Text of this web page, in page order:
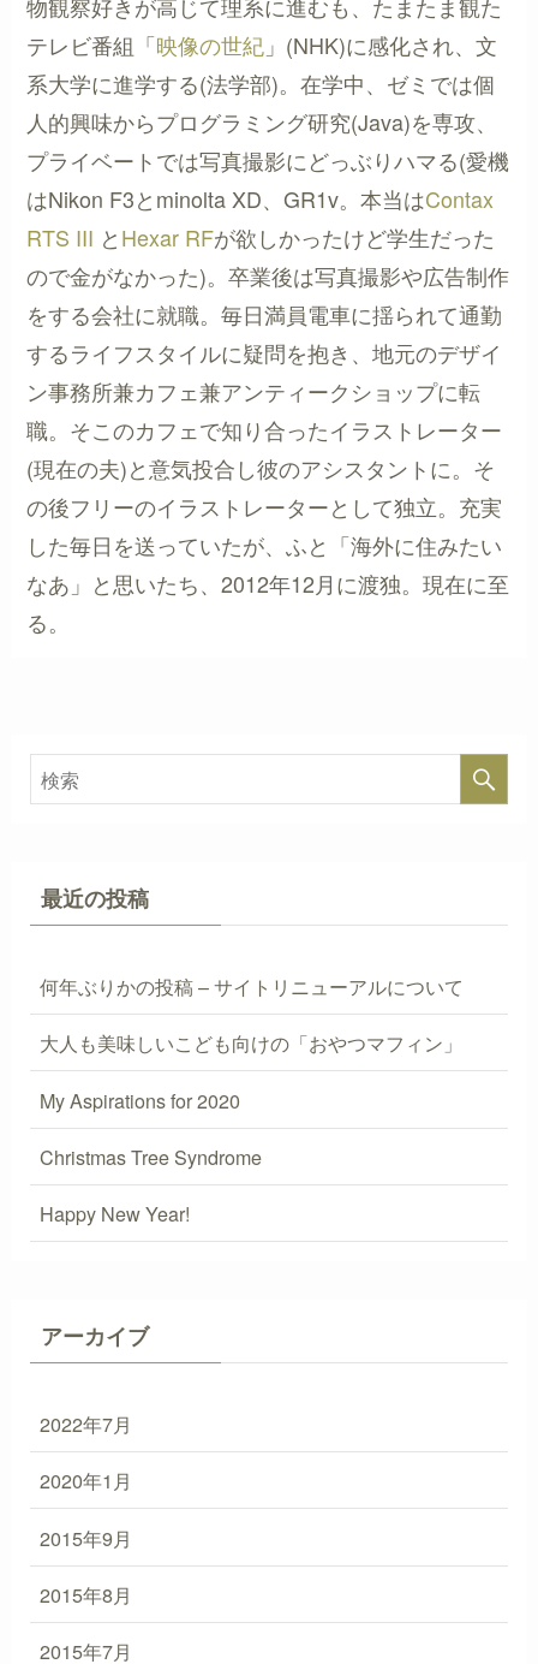
テレビ番組「映像の世紀 」(NHK)に感化され、文
系大学に進学する(法学部)。在学中、ゼミでは個
人的興味からプログラミング研究(Java)を専攻、
プライベートでは写真撮影にどっぶりハマる(愛機
はNikon F3とminolta XD、GR1v。本当はContax
RTS III とHexar RFが欲しかったけど学生だった
ので金がなかった)。卒業後は写真撮影や広告制作
をする会社に就職。毎日満員電車に揺られて通勤
するライフスタイルに疑問を抱き、地元のデザイ
ン事務所兼カフェ兼アンティークショップに転
職。そこのカフェで知り合ったイラストレーター
(現在の夫)と意気投合し彼のアシスタントに。そ
の後フリーのイラストレーターとして独立。充実
した毎日を送っていたが、ふと「海外に住みたい
なあ」と思いたち、2012年12月に渡独。現在に至
る。
最近の投稿
何年ぶりかの投稿 – サイトリニューアルについて
大人も美味しいこども向けの「おやつマフィン」
My Aspirations for 2020
Christmas Tree Syndrome
Happy New Year!
アーカイブ
2022年7月
2020年1月
2015年9月
2015年8月
2015年7月